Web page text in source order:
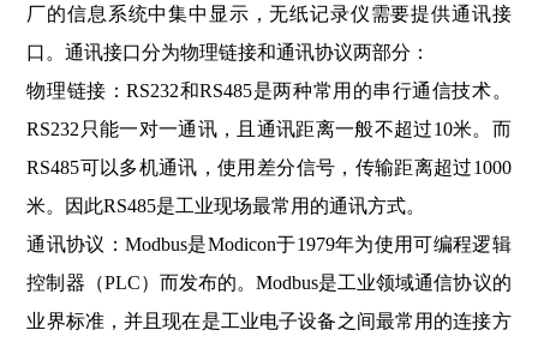
厂的信息系统中集中显示，无纸记录仪需要提供通讯接
口。通讯接口分为物理链接和通讯协议两部分：
物理链接：RS232和RS485是两种常用的串行通信技术。
RS232只能一对一通讯，且通讯距离一般不超过10米。而
RS485可以多机通讯，使用差分信号，传输距离超过1000
米。因此RS485是工业现场最常用的通讯方式。
通讯协议：Modbus是Modicon于1979年为使用可编程逻辑
控制器（PLC）而发布的。Modbus是工业领域通信协议的
业界标准，并且现在是工业电子设备之间最常用的连接方